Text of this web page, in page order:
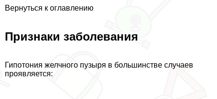
Вернуться к оглавлению
Признаки заболевания
Гипотония желчного пузыря в большинстве случаев
проявляется: